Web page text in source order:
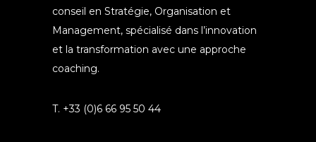
conseil en Stratégie, Organisation et
Management, spécialisé dans l’innovation
et la transformation avec une approche
coaching.
T. +33 (0)6 66 95 50 44